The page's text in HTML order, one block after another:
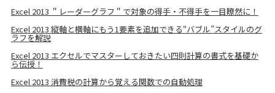
Excel 2013 ＂レーダーグラフ＂で対象の得手・不得手を一目瞭然に！
Excel 2013 縦軸と横軸にもう1要素を追加できる“バブル”スタイルのグ
ラフを解説
Excel 2013 エクセルでマスターしておきたい四則計算の書式を基礎か
ら伝授！
Excel 2013 消費税の計算から覚える関数での自動処理